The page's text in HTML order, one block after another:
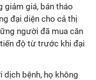
giảm giá, bán tháo
đại diện cho cả thị
người đã mua căn
độ từ trước khi đại
dịch bệnh, họ không